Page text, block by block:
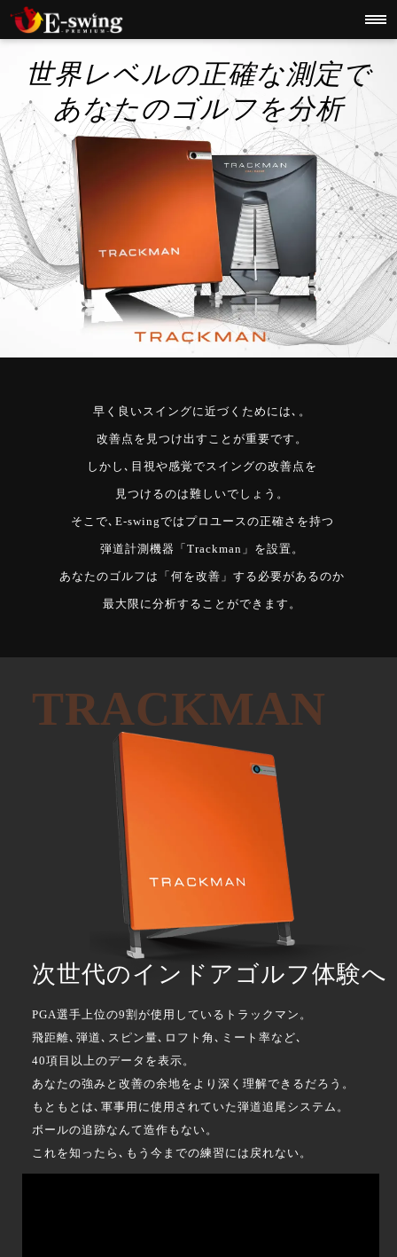
世界レベルの正確な測定で
あなたのゴルフを分析
早く良いスイングに近づくためには､。
改善点を見つけ出すことが重要です。
しかし､目視や感覚でスイングの改善点を
見つけるのは難しいでしょう。
そこで､E-swingではプロユースの正確さを持つ
弾道計測機器「Trackman」を設置。
あなたのゴルフは「何を改善」する必要があるのか
最大限に分析することができます。
TRACKMAN
次世代のインドアゴルフ体験へ
PGA選手上位の9割が使用しているトラックマン。
飛距離､弾道､スピン量､ロフト角､ミート率など､
40項目以上のデータを表示。
あなたの強みと改善の余地をより深く理解できるだろう。
もともとは､軍事用に使用されていた弾道追尾システム。
ボールの追跡なんて造作もない。
これを知ったら､もう今までの練習には戻れない。